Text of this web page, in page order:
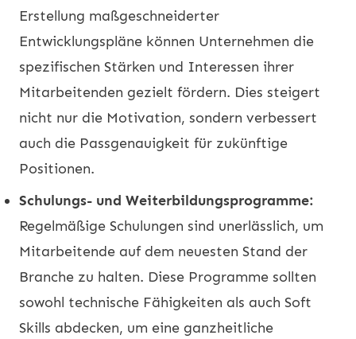
Erstellung maßgeschneiderter
Entwicklungspläne können Unternehmen die
spezifischen Stärken und Interessen ihrer
Mitarbeitenden gezielt fördern. Dies steigert
nicht nur die Motivation, sondern verbessert
auch die Passgenauigkeit für zukünftige
Positionen.
Schulungs- und Weiterbildungsprogramme:
Regelmäßige Schulungen sind unerlässlich, um
Mitarbeitende auf dem neuesten Stand der
Branche zu halten. Diese Programme sollten
sowohl technische Fähigkeiten als auch Soft
Skills abdecken, um eine ganzheitliche